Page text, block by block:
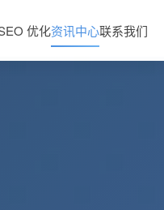
优化资讯中心联系我们